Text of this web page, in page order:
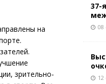
на
зрительно-
37-
08
12